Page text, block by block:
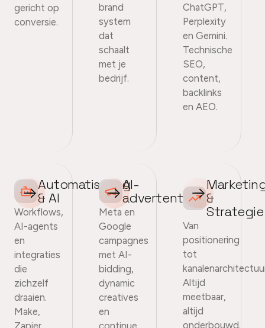
gericht op
conversie.
brand
system
dat
schaalt
met je
bedrijf.
ChatGPT,
Perplexity
en Gemini.
Technische
SEO,
content,
backlinks
en AEO.
Automatisering
& AI
Workflows,
AI-agents
en
integraties
die
zichzelf
draaien.
Make,
Zapier,
AI-
advertenties
Meta en
Google
campagnes
met AI-
bidding,
dynamic
creatives
en
continue
&
Strategie
Van
positionering
tot
Altijd
meetbaar,
altijd
onderbouwd.